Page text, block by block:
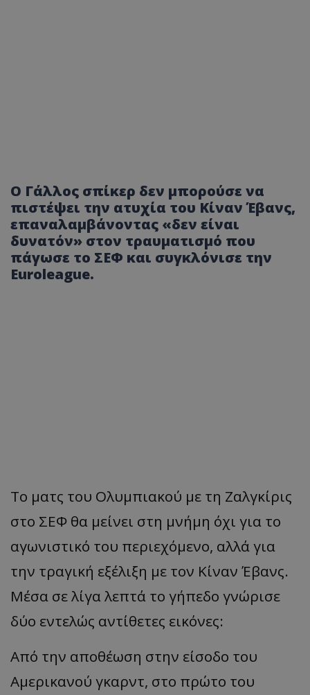
Ο Γάλλος σπίκερ δεν μπορούσε να
πιστέψει την ατυχία του Κίναν Έβανς,
επαναλαμβάνοντας «δεν είναι
δυνατόν» στον τραυματισμό που
πάγωσε το ΣΕΦ και συγκλόνισε την
Euroleague.
Το ματς του Ολυμπιακού με τη Ζαλγκίρις
στο ΣΕΦ θα μείνει στη μνήμη όχι για το
αγωνιστικό του περιεχόμενο, αλλά για
την τραγική εξέλιξη με τον Κίναν Έβανς.
Μέσα σε λίγα λεπτά το γήπεδο γνώρισε
δύο εντελώς αντίθετες εικόνες:
Από την αποθέωση στην είσοδο του
Αμερικανού γκαρντ, στο πρώτο του